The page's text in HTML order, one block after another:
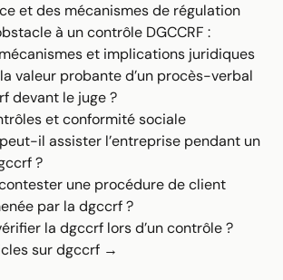
et des mécanismes de régulation
à un contrôle DGCCRF :
et implications juridiques
valeur probante d’un procès-verbal
devant le juge ?
et conformité sociale
il assister l’entreprise pendant un
?
une procédure de client
par la dgccrf ?
la dgccrf lors d’un contrôle ?
sur dgccrf →